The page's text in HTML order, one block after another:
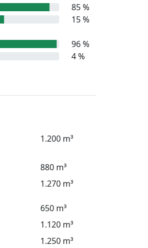
85 %
15 %
96 %
4 %
1.200 m³
880 m³
1.270 m³
650 m³
1.120 m³
1.250 m³